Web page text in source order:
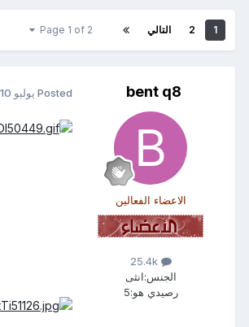
1
2 التالي Page 1 of 2
bent q8
الاعضاء الفعالين
25.4k
الجنس:انثى
رصيدي هو:5
Posted يوليو 10, 2009